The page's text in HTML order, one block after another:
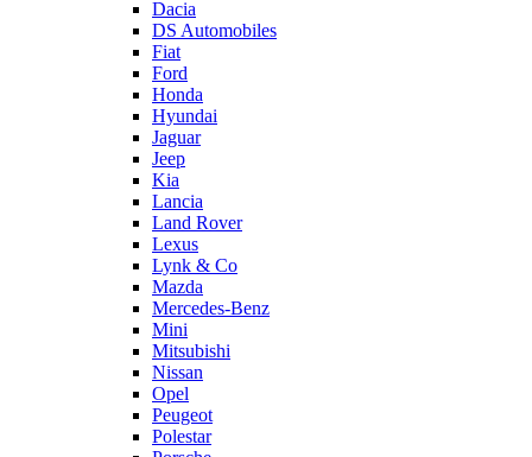
Dacia
DS Automobiles
Fiat
Ford
Honda
Hyundai
Jaguar
Jeep
Kia
Lancia
Land Rover
Lexus
Lynk & Co
Mazda
Mercedes-Benz
Mini
Mitsubishi
Nissan
Opel
Peugeot
Polestar